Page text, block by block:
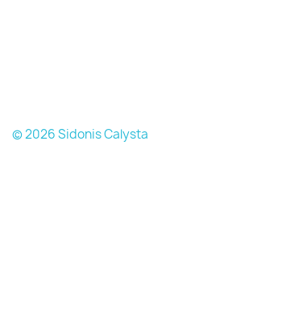
© 2026 Sidonis Calysta